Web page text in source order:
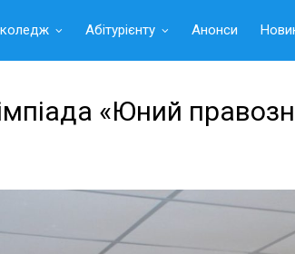
Абітурієнту Анонси
«Юний